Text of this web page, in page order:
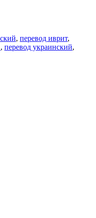
, перевод иврит,
, перевод украинский,